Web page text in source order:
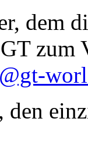
dem
zum
den